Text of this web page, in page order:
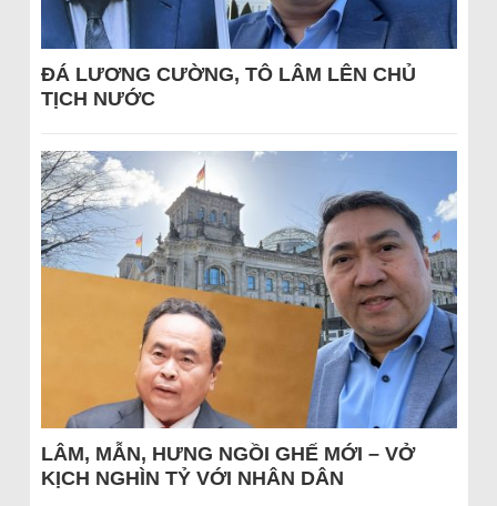
ĐÁ LƯƠNG CƯỜNG, TÔ LÂM LÊN CHỦ
TỊCH NƯỚC
LÂM, MẪN, HƯNG NGỒI GHẾ MỚI – VỞ
KỊCH NGHÌN TỶ VỚI NHÂN DÂN